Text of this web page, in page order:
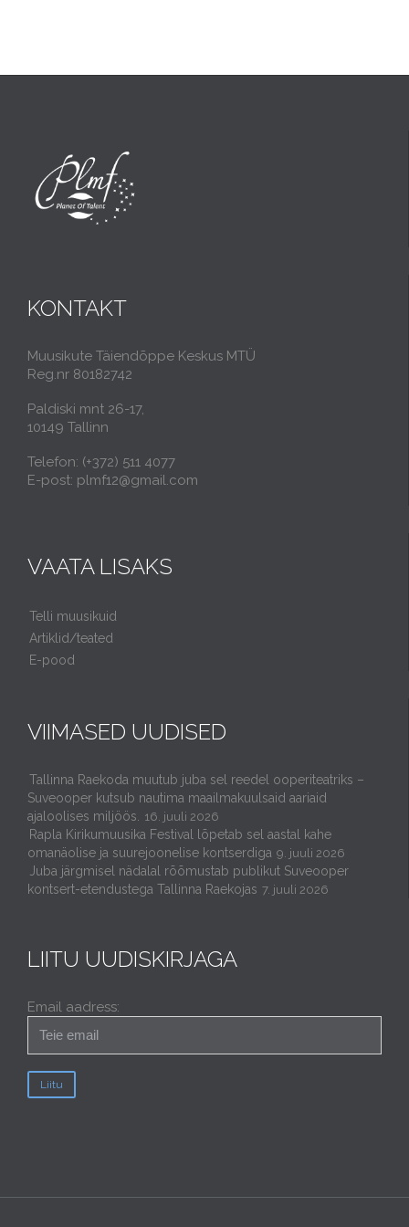
KONTAKT
Muusikute Täiendõppe Keskus MTÜ
Reg.nr 80182742
Paldiski mnt 26-17,
10149 Tallinn
Telefon: (+372) 511 4077
E-post: plmf12@gmail.com
VAATA LISAKS
Telli muusikuid
Artiklid/teated
E-pood
VIIMASED UUDISED
Tallinna Raekoda muutub juba sel reedel ooperiteatriks –
Suveooper kutsub nautima maailmakuulsaid aariaid
ajaloolises miljöös.
16. juuli 2026
Rapla Kirikumuusika Festival lõpetab sel aastal kahe
omanäolise ja suurejoonelise kontserdiga 9. juuli 2026
Juba järgmisel nädalal rõõmustab publikut Suveooper
kontsert-etendustega Tallinna Raekojas 7. juuli 2026
LIITU UUDISKIRJAGA
Email aadress: